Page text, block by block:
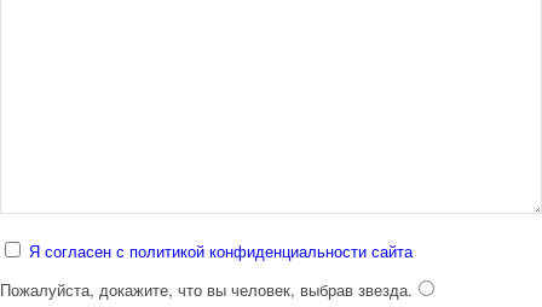
Я согласен с политикой конфиденциальности сайта
Пожалуйста, докажите, что вы человек, выбрав звезда.